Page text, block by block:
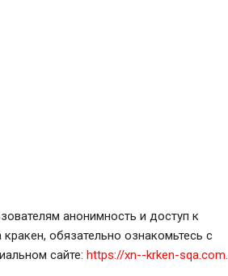
анонимность и доступ к
обязательно ознакомьтесь с
сайте: https://xn--krken-sqa.com.